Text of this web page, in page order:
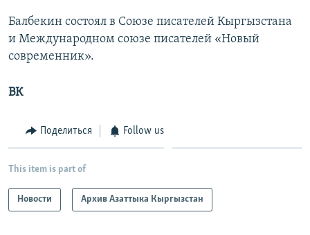
Балбекин состоял в Союзе писателей Кыргызстана
и Международном союзе писателей «Новый
современник».
ВК
Поделиться Follow us
This item is part of
Новости Архив Азаттыка Кыргызстан